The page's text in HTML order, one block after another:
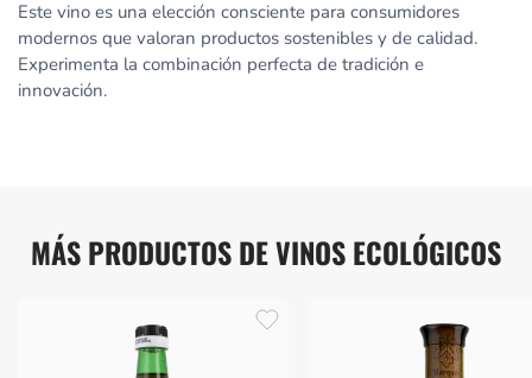
Este vino es una elección consciente para consumidores
modernos que valoran productos sostenibles y de calidad.
Experimenta la combinación perfecta de tradición e
innovación.
MÁS PRODUCTOS DE VINOS ECOLÓGICOS